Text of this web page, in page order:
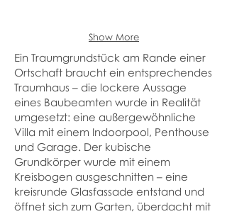
Show More
Ein Traumgrundstück am Rande einer
Ortschaft braucht ein entsprechendes
Traumhaus – die lockere Aussage
eines Baubeamten wurde in Realität
umgesetzt: eine außergewöhnliche
Villa mit einem Indoorpool, Penthouse
und Garage. Der kubische
Grundkörper wurde mit einem
Kreisbogen ausgeschnitten – eine
kreisrunde Glasfassade entstand und
öffnet sich zum Garten, überdacht mit